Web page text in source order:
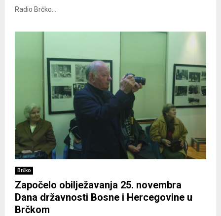
Radio Brčko...
Brčko
Započelo obilježavanja 25. novembra
Dana državnosti Bosne i Hercegovine u
Brčkom